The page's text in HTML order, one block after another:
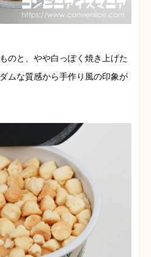
のと、やや白っぽく焼き上げた
ムな質感から手作り風の印象が